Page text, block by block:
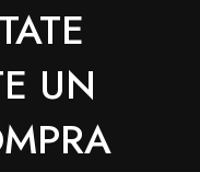
UN